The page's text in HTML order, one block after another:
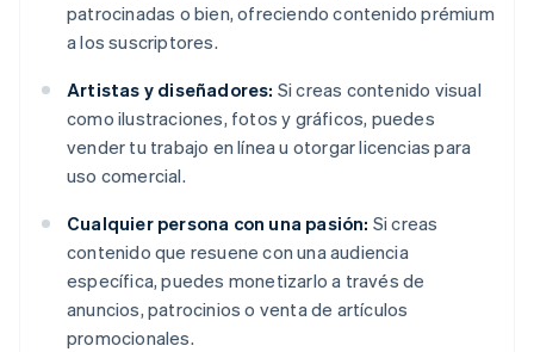
patrocinadas o bien, ofreciendo contenido prémium
a los suscriptores.
Artistas y diseñadores: Si creas contenido visual
como ilustraciones, fotos y gráficos, puedes
vender tu trabajo en línea u otorgar licencias para
uso comercial.
Cualquier persona con una pasión: Si creas
contenido que resuene con una audiencia
específica, puedes monetizarlo a través de
anuncios, patrocinios o venta de artículos
promocionales.